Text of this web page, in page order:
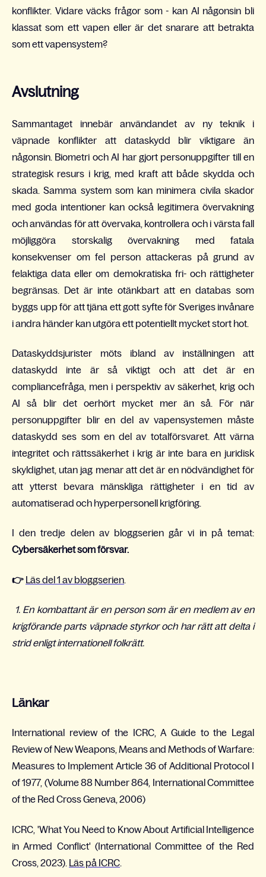
konflikter. Vidare väcks frågor som - kan AI någonsin bli
klassat som ett vapen eller är det snarare att betrakta
som ett vapensystem?
Avslutning
Sammantaget innebär användandet av ny teknik i
väpnade konflikter att dataskydd blir viktigare än
någonsin. Biometri och AI har gjort personuppgifter till en
strategisk resurs i krig, med kraft att både skydda och
skada. Samma system som kan minimera civila skador
med goda intentioner kan också legitimera övervakning
och användas för att övervaka, kontrollera och i värsta fall
möjliggöra storskalig övervakning med fatala
konsekvenser om fel person attackeras på grund av
felaktiga data eller om demokratiska fri- och rättigheter
begränsas. Det är inte otänkbart att en databas som
byggs upp för att tjäna ett gott syfte för Sveriges invånare
i andra händer kan utgöra ett potentiellt mycket stort hot.
Dataskyddsjurister möts ibland av inställningen att
dataskydd inte är så viktigt och att det är en
compliancefråga, men i perspektiv av säkerhet, krig och
AI så blir det oerhört mycket mer än så. För när
personuppgifter blir en del av vapensystemen måste
dataskydd ses som en del av totalförsvaret. Att värna
integritet och rättssäkerhet i krig är inte bara en juridisk
skyldighet, utan jag menar att det är en nödvändighet för
att ytterst bevara mänskliga rättigheter i en tid av
automatiserad och hyperpersonell krigföring.
I den tredje delen av bloggserien går vi in på temat:
Cybersäkerhet som försvar.
👉 Läs del 1 av bloggserien.
1. En kombattant är en person som är en medlem av en
krigförande parts väpnade styrkor och har rätt att delta i
strid enligt internationell folkrätt.
Länkar
International review of the ICRC, A Guide to the Legal
Review of New Weapons, Means and Methods of Warfare:
Measures to Implement Article 36 of Additional Protocol I
of 1977, (Volume 88 Number 864, International Committee
of the Red Cross Geneva, 2006)
ICRC, 'What You Need to Know About Artificial Intelligence
in Armed Conflict' (International Committee of the Red
Cross, 2023). Läs på ICRC.